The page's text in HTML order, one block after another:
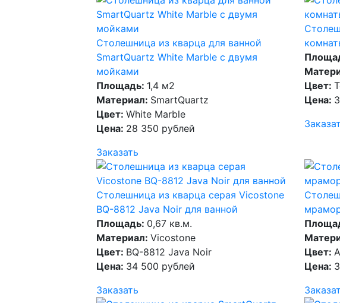
Столешница из кварца для ванной
SmartQuartz White Marble с двумя
мойками
Площадь: 1,4 м2
Материал: SmartQuartz
Цвет: White Marble
Цена: 28 350 рублей
Заказать
Цвет:
Цена:
Столешница из кварца серая Vicostone
BQ-8812 Java Noir для ванной
Площадь: 0,67 кв.м.
Материал: Vicostone
Цвет: BQ-8812 Java Noir
Цена: 34 500 рублей
Заказать
Цвет:
Цена: